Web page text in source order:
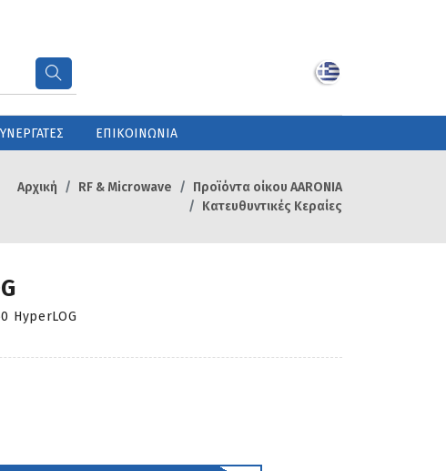
ΕΠΙΚΟΙΝΩΝΙΑ
Αρχική RF & Microwave
Προϊόντα οίκου AARONIA
Κατευθυντικές Κεραίες
HyperLOG